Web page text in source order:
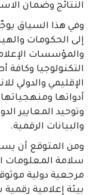
النتائج وضمان
وفي هذا السياق
إلى الحكومات
والمؤسسات
التكنولوجيا
الإقليمي والدولي
أدواتها
وتوحيد المعايير
والبيانات الرقمية.
ومن المتوقع أن
سلامة المعلومات
مرجعية دولية
بيئة إعلامية